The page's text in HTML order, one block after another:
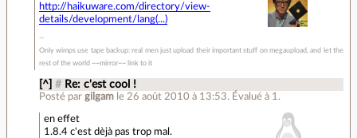
http://haikuware.com/directory/view-
details/development/lang(...)
Only wimps use tape backup: real men just upload their important stuff on megaupload, and let the
rest of the world ~~mirror~~ link to it
[^] # Re: c'est cool !
Posté par gilgam le 26 août 2010 à 13:53. Évalué à 1 .
en effet
1.8.4 c'est dèjà pas trop mal.